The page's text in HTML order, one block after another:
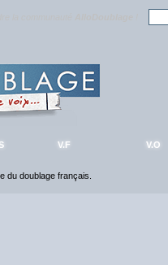
V.F V.O
du doublage français.